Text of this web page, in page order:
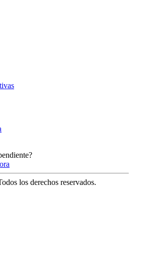
los derechos reservados.